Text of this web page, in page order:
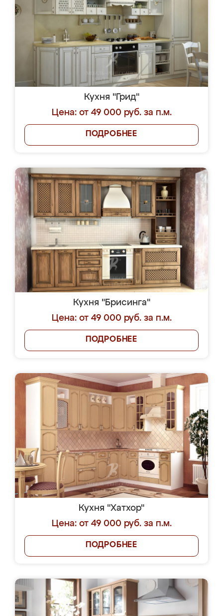
Кухня "Грид"
Цена: от 49 000 руб. за п.м.
ПОДРОБНЕЕ
Кухня "Брисинга"
Цена: от 49 000 руб. за п.м.
ПОДРОБНЕЕ
Кухня "Хатхор"
Цена: от 49 000 руб. за п.м.
ПОДРОБНЕЕ